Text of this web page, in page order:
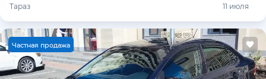
Тараз 11 июля
Частная продажа